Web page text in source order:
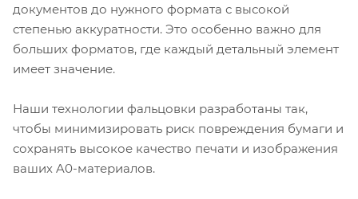
документов до нужного формата с высокой
степенью аккуратности. Это особенно важно для
больших форматов, где каждый детальный элемент
имеет значение.
Наши технологии фальцовки разработаны так,
чтобы минимизировать риск повреждения бумаги и
сохранять высокое качество печати и изображения
ваших A0-материалов.